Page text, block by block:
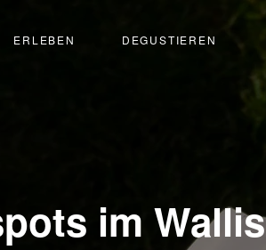
ERLEBEN DEGUSTIEREN
im Wallis